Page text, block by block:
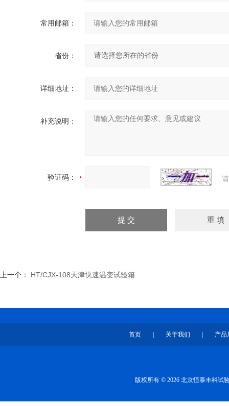
常用邮箱：
省份：
详细地址：
补充说明：
验证码：
上一个： HT/CJX-108天津快速温变试验箱
首页 关于我们 产品
版权所有 © 2026 北京恒泰丰科试